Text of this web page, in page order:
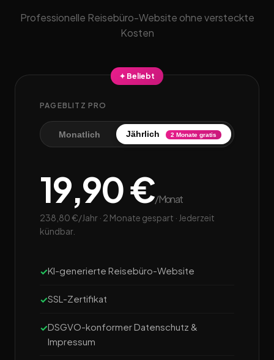
Professionelle Reisebüro-Website ohne versteckte
Kosten
✦ Beliebt
PAGEBLITZ PRO
Monatlich Jährlich 2 Monate gratis
19,90 €/Monat
238,80 €/Jahr · 2 Monate gespart · Jederzeit
kündbar.
KI-generierte Reisebüro-Website
SSL-Zertifikat
DSGVO-konformer Datenschutz &
Impressum